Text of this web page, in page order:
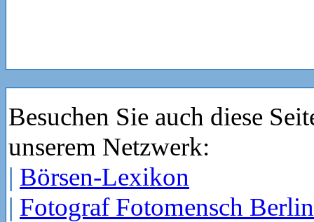
Besuchen Sie auch diese
unserem Netzwerk:
| Börsen-Lexikon
| Fotograf Fotomensch Berlin